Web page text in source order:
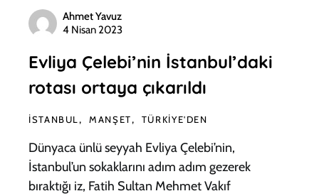
Ahmet Yavuz
4 Nisan 2023
Evliya Çelebi’nin İstanbul’daki
rotası ortaya çıkarıldı
İSTANBUL MANŞET TÜRKIYE'DEN
Dünyaca ünlü seyyah Evliya Çelebi’nin,
İstanbul’un sokaklarını adım adım gezerek
bıraktığı iz, Fatih Sultan Mehmet Vakıf